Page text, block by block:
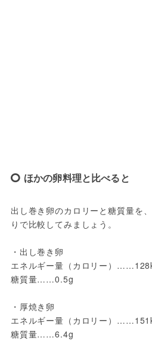
ほかの卵料理と比べると
出し巻き卵のカロリーと糖質量を
りで比較してみましょう。
・出し巻き卵
エネルギー量（カロリー）
糖質量……0.5g
・厚焼き卵
エネルギー量（カロリー）
糖質量……6.4g